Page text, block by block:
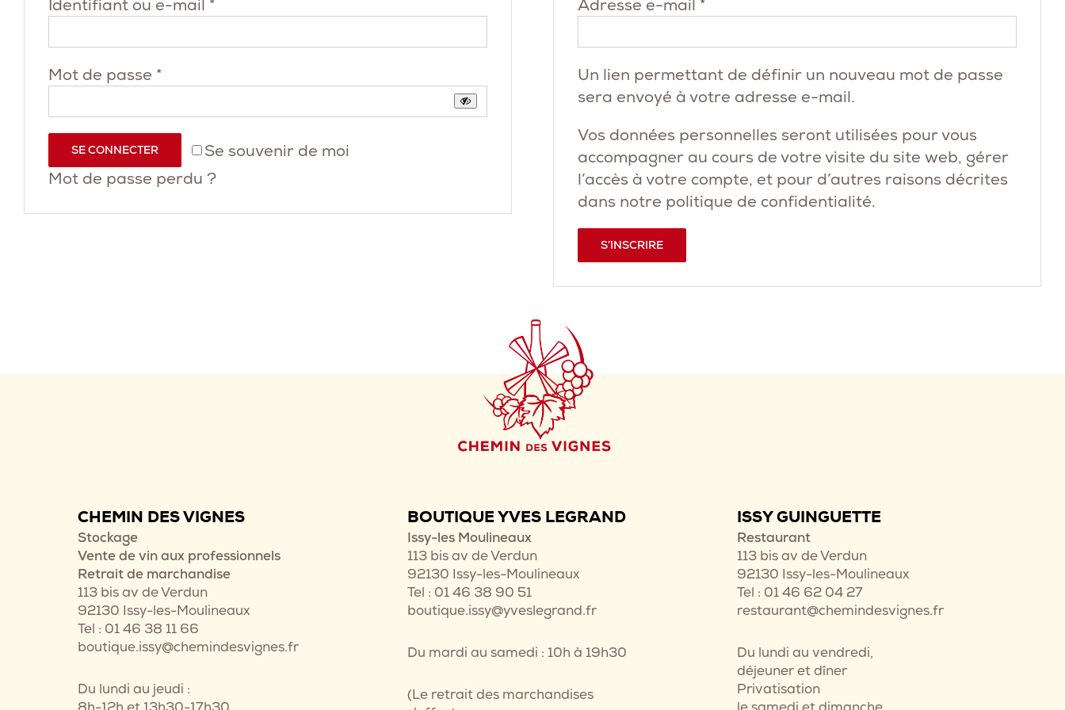
Identifiant ou e-mail *
Mot de passe *
Se souvenir de moi
SE CONNECTER
Mot de passe perdu ?
Adresse e-mail *
Un lien permettant de définir un nouveau mot de passe
sera envoyé à votre adresse e-mail.
Vos données personnelles seront utilisées pour vous
accompagner au cours de votre visite du site web, gérer
l’accès à votre compte, et pour d’autres raisons décrites
dans notre politique de confidentialité.
S’INSCRIRE
CHEMIN DES VIGNES
Stockage
Vente de vin aux professionnels
Retrait de marchandise
113 bis av de Verdun
92130 Issy-les-Moulineaux
Tel : 01 46 38 11 66
boutique.issy@chemindesvignes.fr
Du lundi au jeudi :
BOUTIQUE YVES LEGRAND
Issy-les Moulineaux
113 bis av de Verdun
92130 Issy-les-Moulineaux
Tel : 01 46 38 90 51
boutique.issy@yveslegrand.fr
Du mardi au samedi : 10h à 19h30
(Le retrait des marchandises
ISSY GUINGUETTE
Restaurant
113 bis av de Verdun
92130 Issy-les-Moulineaux
Tel : 01 46 62 04 27
restaurant@chemindesvignes.fr
Du lundi au vendredi,
déjeuner et dîner
Privatisation